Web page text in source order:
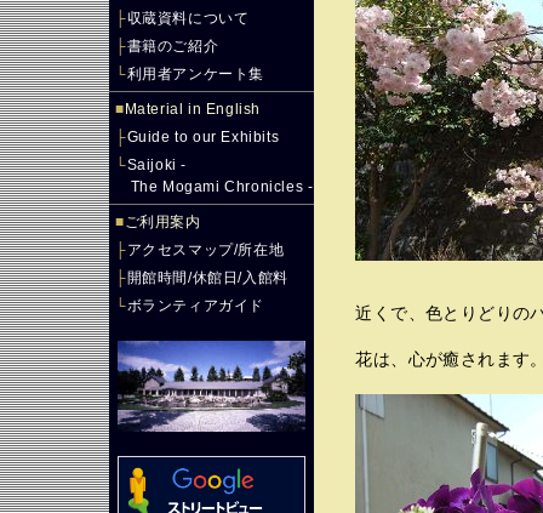
├収蔵資料について
├書籍のご紹介
└利用者アンケート集
■ Material in English
├Guide to our Exhibits
└Saijoki -
The Mogami Chronicles -
■ご利用案内
├アクセスマップ/所在地
├開館時間/休館日/入館料
└ボランティアガイド 近くで、色とりどりの
花は、心が癒されます